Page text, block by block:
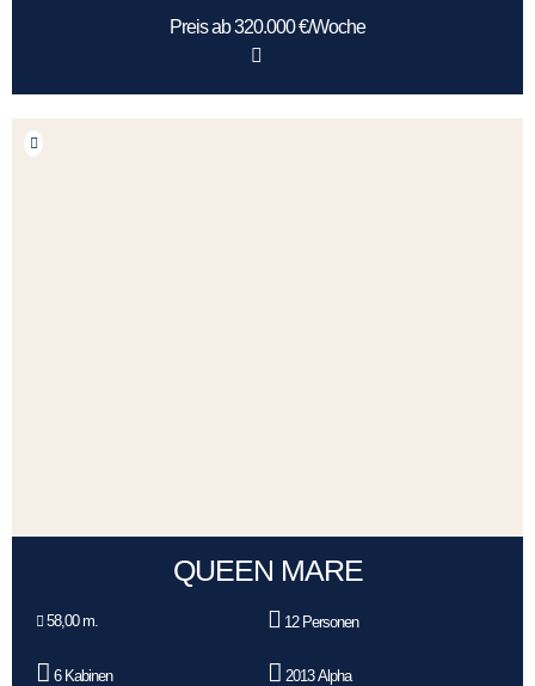
Preis ab 320.000 €/Woche
QUEEN MARE
58,00 m. 12 Personen
6 Kabinen 2013 Alpha